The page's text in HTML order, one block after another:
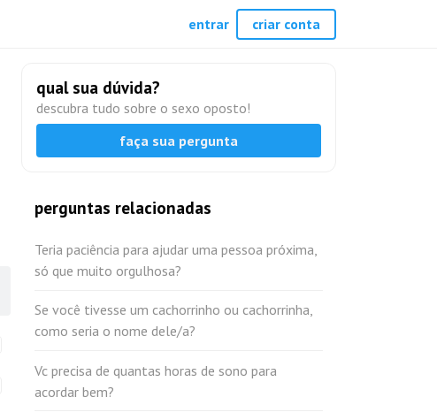
qual sua dúvida?
descubra tudo sobre o sexo oposto!
faça sua pergunta
perguntas relacionadas
Teria paciência para ajudar uma pessoa próxima,
só que muito orgulhosa?
Se você tivesse um cachorrinho ou cachorrinha,
como seria o nome dele/a?
Vc precisa de quantas horas de sono para
acordar bem?
entrar criar conta